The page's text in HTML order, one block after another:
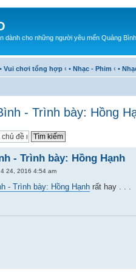
dành cho những người yêu mến Quảng Bình
• Vui chơi tổng hợp ‹ • Nhạc - Phim ‹ •
- Trình bày: Hồng
- Trình bày: Hồng Hạnh
24, 2016 4:54 am
- Trình bày: Hồng Hạnh rất hay . . .